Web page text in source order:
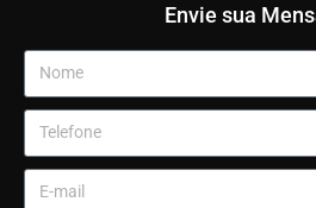
Envie sua